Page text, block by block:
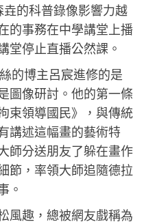
垚的科普錄像影響力越
的事務在中學講堂上播
堂停止直播公然課。
的博主呂宸進修的是
圖像研討。他的第一條
束領導國民》，與傳統
講述這幅畫的藝術特
師分送朋友了躲在畫作
節，率領大師追隨德拉
。
風趣，總被網友戲稱為